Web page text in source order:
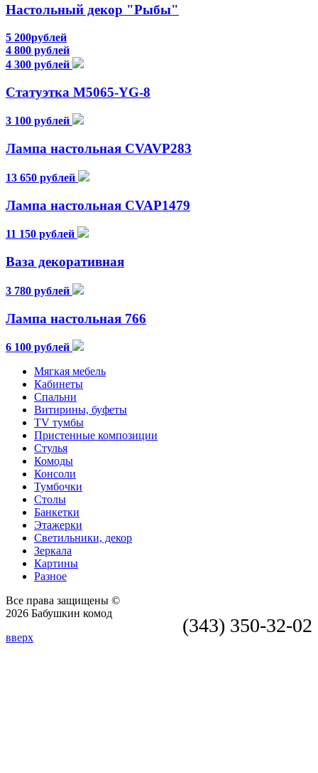
Настольный декор "Рыбы"
5 200рублей
4 800 рублей
4 300 рублей
Статуэтка М5065-YG-8
3 100 рублей
Лампа настольная CVAVP283
13 650 рублей
Лампа настольная CVAP1479
11 150 рублей
Ваза декоративная
3 780 рублей
Лампа настольная 766
6 100 рублей
Мягкая мебель
Кабинеты
Спальни
Витирины, буфеты
TV тумбы
Пристенные композиции
Стулья
Комоды
Консоли
Тумбочки
Столы
Банкетки
Этажерки
Светильники, декор
Зеркала
Картины
Разное
(343) 350-32-02
Все права защищены ©
2026 Бабушкин комод
вверх